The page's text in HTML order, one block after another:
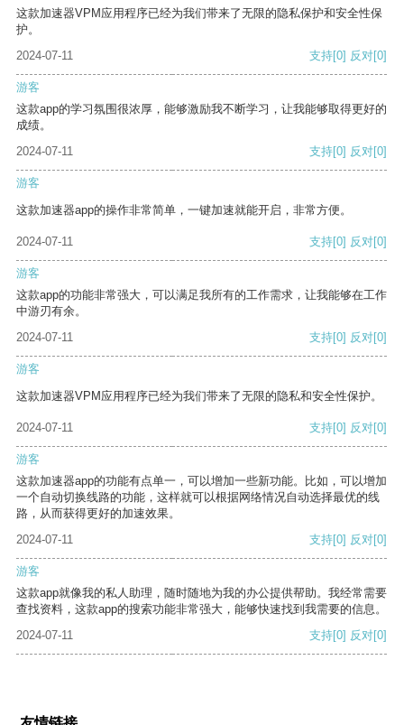
这款加速器VPM应用程序已经为我们带来了无限的隐私保护和安全性保
护。
2024-07-11
支持[0] 反对[0]
游客
这款app的学习氛围很浓厚，能够激励我不断学习，让我能够取得更好的
成绩。
2024-07-11
支持[0] 反对[0]
游客
这款加速器app的操作非常简单，一键加速就能开启，非常方便。
2024-07-11 支持[0] 反对[0]
游客
这款app的功能非常强大，可以满足我所有的工作需求，让我能够在工作
中游刃有余。
2024-07-11
支持[0] 反对[0]
游客
这款加速器VPM应用程序已经为我们带来了无限的隐私和安全性保护。
2024-07-11 支持[0] 反对[0]
游客
这款加速器app的功能有点单一，可以增加一些新功能。比如，可以增加
一个自动切换线路的功能，这样就可以根据网络情况自动选择最优的线
路，从而获得更好的加速效果。
2024-07-11
支持[0] 反对[0]
游客
这款app就像我的私人助理，随时随地为我的办公提供帮助。我经常需要
查找资料，这款app的搜索功能非常强大，能够快速找到我需要的信息。
2024-07-11
支持[0] 反对[0]